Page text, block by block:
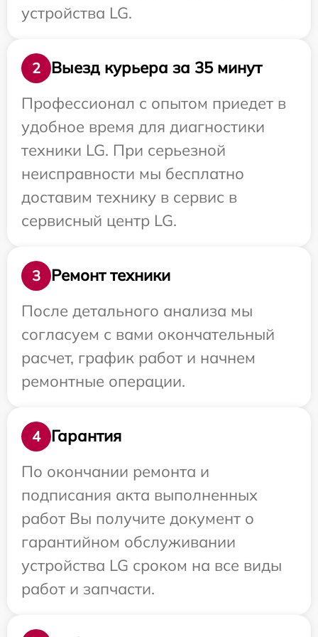
устройства LG.
2
Выезд курьера за 35 минут
Профессионал с опытом приедет в
удобное время для диагностики
техники LG. При серьезной
неисправности мы бесплатно
доставим технику в сервис в
сервисный центр LG.
3
Ремонт техники
После детального анализа мы
согласуем с вами окончательный
расчет, график работ и начнем
ремонтные операции.
4
Гарантия
По окончании ремонта и
подписания акта выполненных
работ Вы получите документ о
гарантийном обслуживании
устройства LG сроком на все виды
работ и запчасти.